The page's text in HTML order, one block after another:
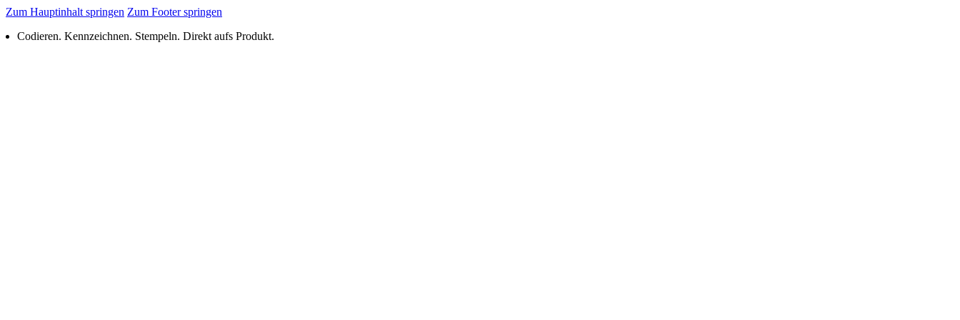
Zum Hauptinhalt springen Zum Footer springen
Codieren. Kennzeichnen. Stempeln. Direkt aufs Produkt.